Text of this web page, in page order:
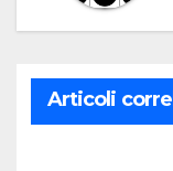
Articoli